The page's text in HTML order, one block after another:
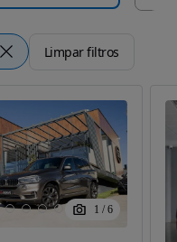
Limpar filtros
1 / 6